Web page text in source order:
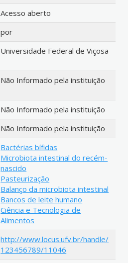
Acesso aberto
por
Universidade Federal de Viçosa
Não Informado pela instituição
Não Informado pela instituição
Não Informado pela instituição
Bactérias bífidas
Microbiota intestinal do recém-
nascido
Pasteurização
Balanço da microbiota intestinal
Bancos de leite humano
Ciência e Tecnologia de
Alimentos
http://www.locus.ufv.br/handle/
123456789/11046